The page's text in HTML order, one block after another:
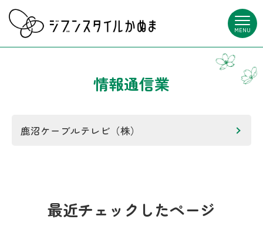
MENU
情報通信業
鹿沼ケーブルテレビ（株）
最近チェックしたページ